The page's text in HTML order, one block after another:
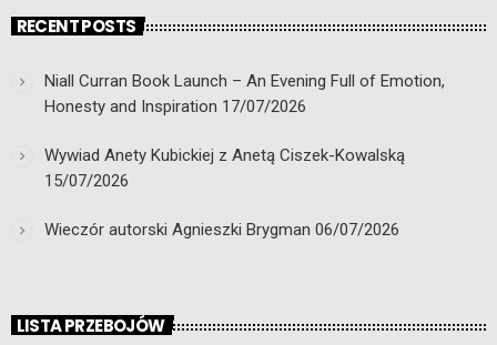
RECENT POSTS
Niall Curran Book Launch – An Evening Full of Emotion,
Honesty and Inspiration 17/07/2026
Wywiad Anety Kubickiej z Anetą Ciszek-Kowalską
15/07/2026
Wieczór autorski Agnieszki Brygman 06/07/2026
LISTA PRZEBOJÓW